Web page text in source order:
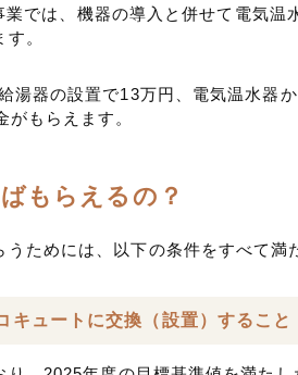
では、機器の導入と併せて電気温
。
湯器の設置で13万円、電気温水器
がもらえます。
もらえるの？
ためには、以下の条件をすべて満
キュートに交換（設置）すること